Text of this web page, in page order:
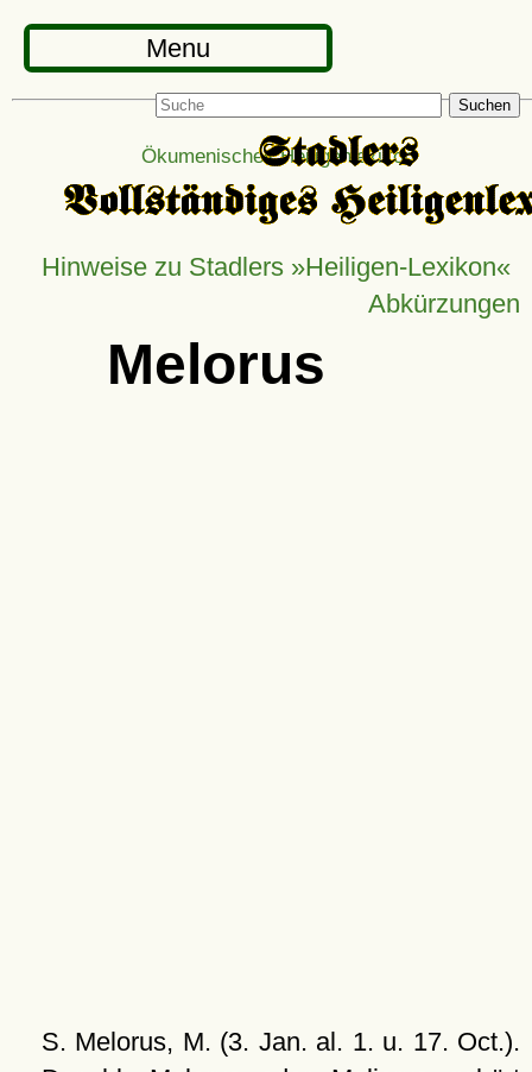
Menu
Suchen
Hinweise zu Stadlers »Heiligen-Lexikon«
Abkürzungen
Melorus
S. Melorus, M. (3. Jan. al. 1. u. 17. Oct.).
Ökumenisches Heiligenlexikon